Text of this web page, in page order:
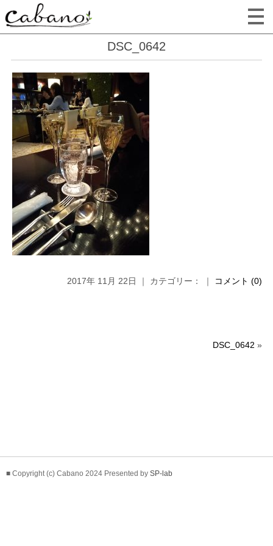
DSC_0642
2017年 11月 22日 ｜ カテゴリー： ｜ コメント (0)
DSC_0642 »
■ Copyright (c) Cabano 2024 Presented by SP-lab